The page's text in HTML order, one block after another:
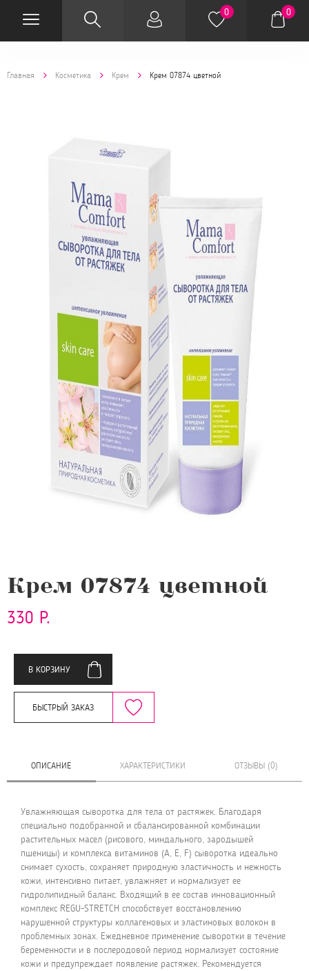
0 0
Главная Косметика Крем Крем 07874 цветной
Крем 07874 цветной
330 Р.
В КОРЗИНУ
БЫСТРЫЙ ЗАКАЗ
ОПИСАНИЕ ХАРАКТЕРИСТИКИ ОТЗЫВЫ (0)
Увлажняющая сыворотка для тела от растяжек. Благодаря
специально подобранной и сбалансированной комбинации
растительных масел (рисового, миндального, зародышей
пшеницы) и комплекса витаминов (А, Е, F) сыворотка идеально
снимает сухость, сохраняет природную эластичность и нежность
кожи, интенсивно питает, увлажняет и нормализует ее
гидролипидный баланс. Входящий в ее состав инновационный
комплекс REGU-STRETCH способствует восстановлению
нарушенной структуры коллагеновых и эластиновых волокон в
проблемных зонах. Ежедневное применение сыворотки в течение
беременности и в послеродовой период нормализует состояние
кожи и предупреждает появление растяжек. Рекомендуется